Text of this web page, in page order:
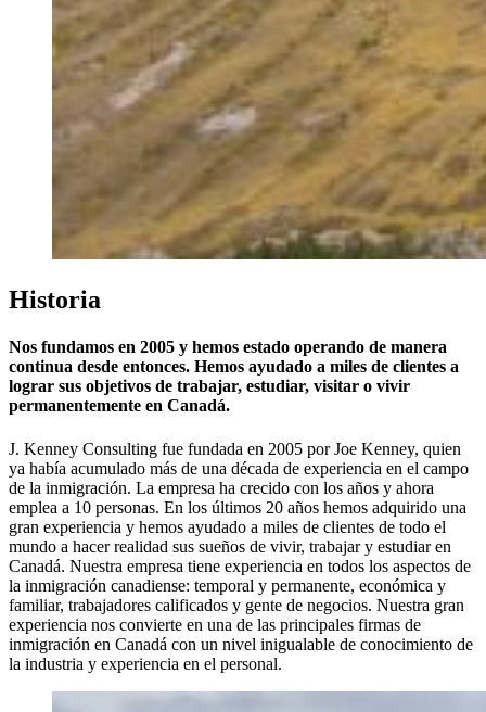
Historia
Nos fundamos en 2005 y hemos estado operando de manera
continua desde entonces. Hemos ayudado a miles de clientes a
lograr sus objetivos de trabajar, estudiar, visitar o vivir
permanentemente en Canadá.
J. Kenney Consulting fue fundada en 2005 por Joe Kenney, quien
ya había acumulado más de una década de experiencia en el campo
de la inmigración. La empresa ha crecido con los años y ahora
emplea a 10 personas. En los últimos 20 años hemos adquirido una
gran experiencia y hemos ayudado a miles de clientes de todo el
mundo a hacer realidad sus sueños de vivir, trabajar y estudiar en
Canadá. Nuestra empresa tiene experiencia en todos los aspectos de
la inmigración canadiense: temporal y permanente, económica y
familiar, trabajadores calificados y gente de negocios. Nuestra gran
experiencia nos convierte en una de las principales firmas de
inmigración en Canadá con un nivel inigualable de conocimiento de
la industria y experiencia en el personal.